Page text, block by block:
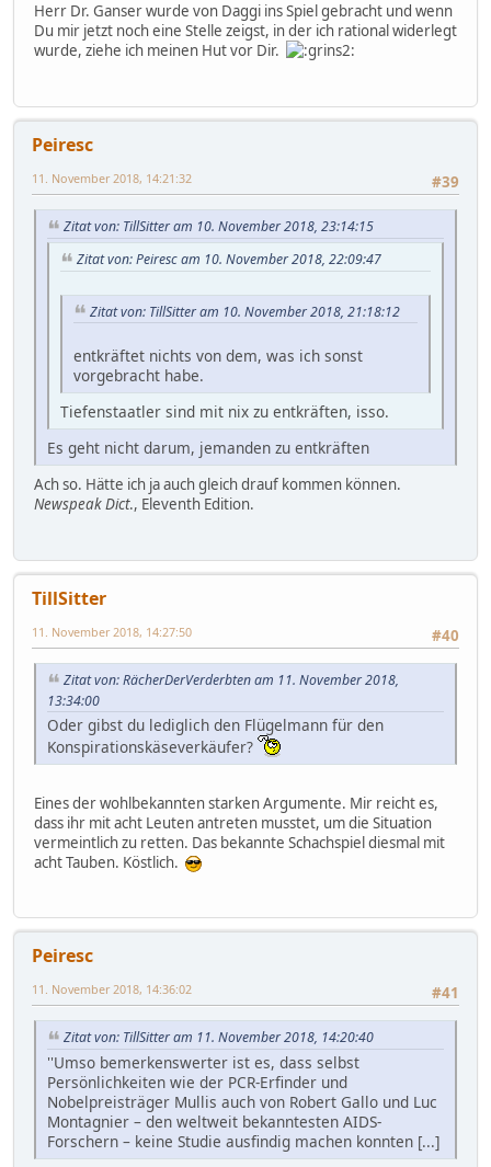
Herr Dr. Ganser wurde von Daggi ins Spiel gebracht und wenn
Du mir jetzt noch eine Stelle zeigst, in der ich rational widerlegt
wurde, ziehe ich meinen Hut vor Dir.
Peiresc
#39
11. November 2018, 14:21:32
Zitat von: TillSitter am 10. November 2018, 23:14:15
Zitat von: Peiresc am 10. November 2018, 22:09:47
Zitat von: TillSitter am 10. November 2018, 21:18:12
entkräftet nichts von dem, was ich sonst
vorgebracht habe.
Tiefenstaatler sind mit nix zu entkräften, isso.
Es geht nicht darum, jemanden zu entkräften
Ach so. Hätte ich ja auch gleich drauf kommen können.
Newspeak Dict., Eleventh Edition.
TillSitter
#40
11. November 2018, 14:27:50
Zitat von: RächerDerVerderbten am 11. November 2018,
13:34:00
Oder gibst du lediglich den Flügelmann für den
Konspirationskäseverkäufer?
Eines der wohlbekannten starken Argumente. Mir reicht es,
dass ihr mit acht Leuten antreten musstet, um die Situation
vermeintlich zu retten. Das bekannte Schachspiel diesmal mit
acht Tauben. Köstlich.
Peiresc
#41
11. November 2018, 14:36:02
Zitat von: TillSitter am 11. November 2018, 14:20:40
''Umso bemerkenswerter ist es, dass selbst
Persönlichkeiten wie der PCR-Erfinder und
Nobelpreisträger Mullis auch von Robert Gallo und Luc
Montagnier – den weltweit bekanntesten AIDS-
Forschern – keine Studie ausfindig machen konnten [...]